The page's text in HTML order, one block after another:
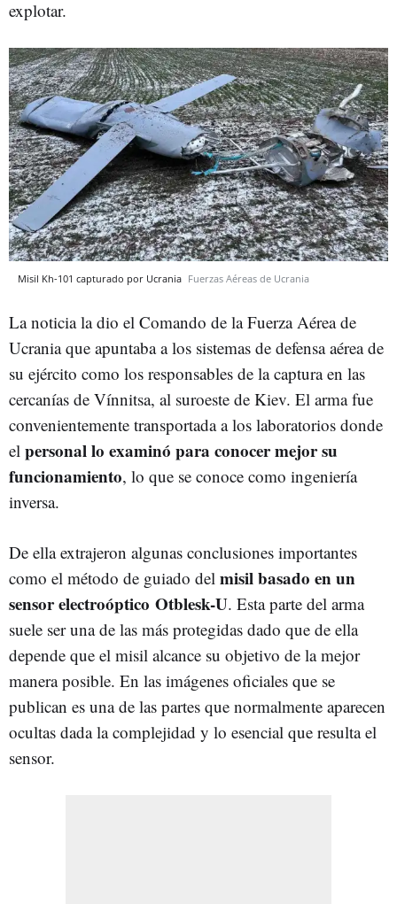
explotar.
Misil Kh-101 capturado por Ucrania Fuerzas Aéreas de Ucrania
La noticia la dio el Comando de la Fuerza Aérea de
Ucrania que apuntaba a los sistemas de defensa aérea de
su ejército como los responsables de la captura en las
cercanías de Vínnitsa, al suroeste de Kiev. El arma fue
convenientemente transportada a los laboratorios donde
el personal lo examinó para conocer mejor su
funcionamiento, lo que se conoce como ingeniería
inversa.
De ella extrajeron algunas conclusiones importantes
como el método de guiado del misil basado en un
sensor electroóptico Otblesk-U. Esta parte del arma
suele ser una de las más protegidas dado que de ella
depende que el misil alcance su objetivo de la mejor
manera posible. En las imágenes oficiales que se
publican es una de las partes que normalmente aparecen
ocultas dada la complejidad y lo esencial que resulta el
sensor.